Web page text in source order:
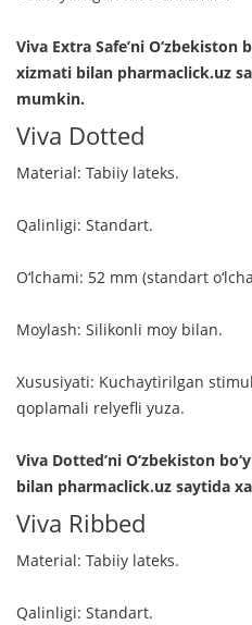
Viva Extra Safe’ni O‘zbekiston
xizmati bilan pharmaclick.uz
mumkin.
Viva Dotted
Material: Tabiiy lateks.
Qalinligi: Standart.
O‘lchami: 52 mm (standart
Moylash: Silikonli moy bilan.
Xususiyati: Kuchaytirilgan
qoplamali relyefli yuza.
Viva Dotted’ni O‘zbekiston
bilan pharmaclick.uz saytida
Viva Ribbed
Material: Tabiiy lateks.
Qalinligi: Standart.